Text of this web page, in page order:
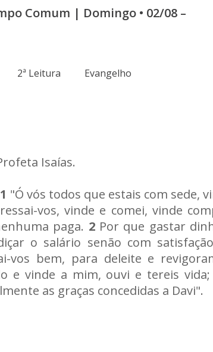
Comum | Domingo • 02/08 –
2ª Leitura Evangelho
Isaías.
1 "Ó vós todos que estais com sede,
vos, vinde e comei, vinde
paga. 2Por que gastar
o salário senão com
vos bem, para deleite e
e vinde a mim, ouvi e tereis
as graças concedidas a Davi".